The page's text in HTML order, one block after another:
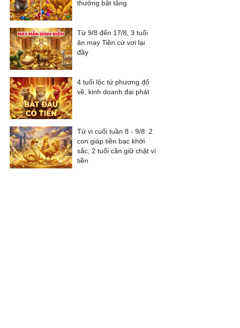
thưởng bật tăng
Từ 9/8 đến 17/8, 3 tuổi
ăn may Tiền cứ vơi lại
đầy
4 tuổi lộc tứ phương đổ
về, kinh doanh đại phát
Tử vi cuối tuần 8 - 9/8: 2
con giáp tiền bạc khởi
sắc, 2 tuổi cần giữ chặt ví
tiền